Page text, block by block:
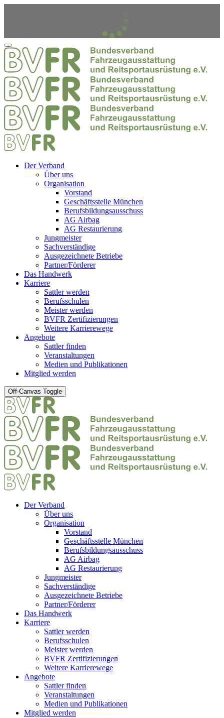
Der Verband
Über uns
Organisation
Vorstand
Geschäftsstelle München
Berufsbildungsausschuss
AG Airbag
AG Restaurierung
Jungmeister
Sachverständige
Ausgezeichnete Betriebe
Partner/Förderer
Das Handwerk
Karriere
Sattler werden
Berufsschulen
Meister werden
BVFR Zertifizierungen
Weitere Karrierewege
Angebote
Sattler finden
Veranstaltungen
Medien und Publikationen
Mitglied werden
Off-Canvas Toggle
Der Verband
Über uns
Organisation
Vorstand
Geschäftsstelle München
Berufsbildungsausschuss
AG Airbag
AG Restaurierung
Jungmeister
Sachverständige
Ausgezeichnete Betriebe
Partner/Förderer
Das Handwerk
Karriere
Sattler werden
Berufsschulen
Meister werden
BVFR Zertifizierungen
Weitere Karrierewege
Angebote
Sattler finden
Veranstaltungen
Medien und Publikationen
Mitglied werden